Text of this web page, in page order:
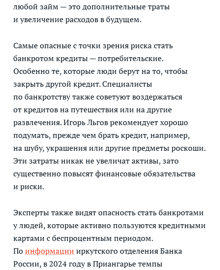
любой займ — это дополнительные траты
и увеличение расходов в будущем.
Самые опасные с точки зрения риска стать
банкротом кредиты — потребительские.
Особенно те, которые люди берут на то, чтобы
закрыть другой кредит. Специалисты
по банкротству также советуют воздержаться
от кредитов на путешествия или на другие
развлечения. Игорь Льгов рекомендует хорошо
подумать, прежде чем брать кредит, например,
на шубу, украшения или другие предметы роскоши.
Эти затраты никак не увеличат активы, зато
существенно повысят финансовые обязательства
и риски.
Эксперты также видят опасность стать банкротами
у людей, которые активно пользуются кредитными
картами с беспроцентным периодом.
Поинформации иркутского отделения Банка
России, в 2024 году в Приангарье темпы